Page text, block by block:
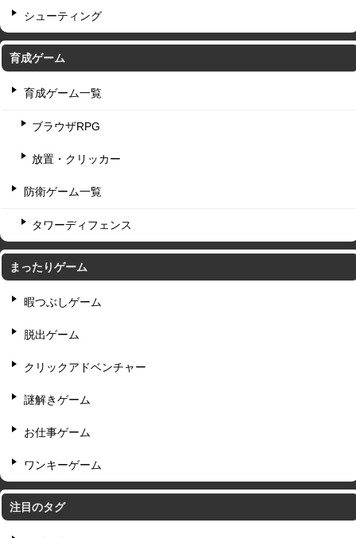
シューティング
育成ゲーム
育成ゲーム一覧
ブラウザRPG
放置・クリッカー
防衛ゲーム一覧
タワーディフェンス
まったりゲーム
暇つぶしゲーム
脱出ゲーム
クリックアドベンチャー
謎解きゲーム
お仕事ゲーム
ワンキーゲーム
注目のタグ